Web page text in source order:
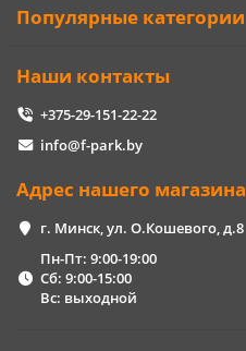
Популярные категории
Наши контакты
+375-29-151-22-22
info@f-park.by
Адрес нашего магазина
г. Минск, ул. О.Кошевого, д.8
Пн-Пт: 9:00-19:00
Сб: 9:00-15:00
Вс: выходной